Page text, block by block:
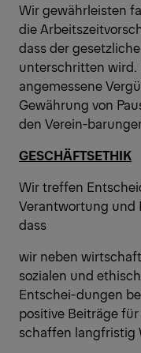
Wir gewährleisten
die
dass der
unterschritten wird.
angemessene
Gewährung von
den Verein-
GESCHÄFTSETHIK
Wir treffen
Verantwortung und
dass
wir neben
sozialen und
Entschei-dungen
positive Beiträge
schaffen langfristig